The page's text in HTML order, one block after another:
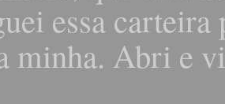
essa
minha. Abri e